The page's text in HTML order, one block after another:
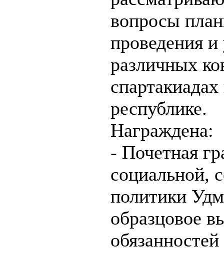
вопросы
проведения и
различных
республике.
Награждена:
- Почетная
социальной,
политики
образцовое